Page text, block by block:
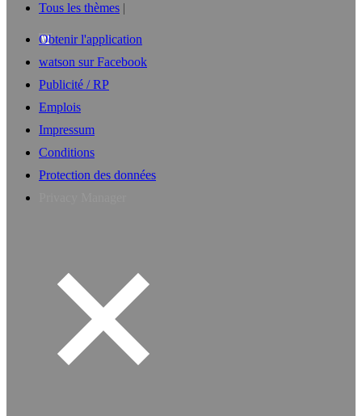
Tous les thèmes
Obtenir l'application
watson sur Facebook
Publicité / RP
Emplois
Impressum
Conditions
Protection des données